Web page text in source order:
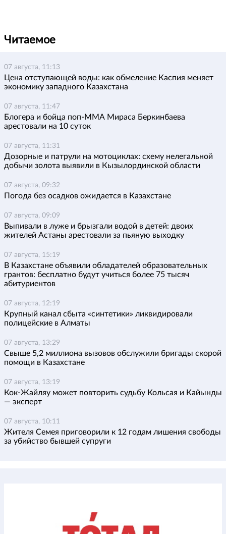
Читаемое
07 августа, 11:13
Цена отступающей воды: как обмеление Каспия меняет
экономику западного Казахстана
07 августа, 11:47
Блогера и бойца поп-ММА Мираса Беркинбаева
арестовали на 10 суток
07 августа, 11:31
Дозорные и патрули на мотоциклах: схему нелегальной
добычи золота выявили в Кызылординской области
07 августа, 09:32
Погода без осадков ожидается в Казахстане
07 августа, 09:09
Выпивали в луже и брызгали водой в детей: двоих
жителей Астаны арестовали за пьяную выходку
07 августа, 15:19
В Казахстане объявили обладателей образовательных
грантов: бесплатно будут учиться более 75 тысяч
абитуриентов
07 августа, 12:19
Крупный канал сбыта «синтетики» ликвидировали
полицейские в Алматы
07 августа, 13:29
Свыше 5,2 миллиона вызовов обслужили бригады скорой
помощи в Казахстане
07 августа, 13:19
Кок-Жайляу может повторить судьбу Кольсая и Кайынды
— эксперт
07 августа, 10:11
Жителя Семея приговорили к 12 годам лишения свободы
за убийство бывшей супруги